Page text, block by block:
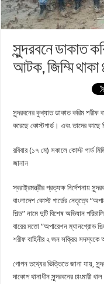
সুন্দরবনে ডাকাত
আটক, জিম্মি
সুন্দরবনের কুখ্যাত ডাকাত করিম
করেছে কোস্টগার্ড। এবং তাদের কাছে
রবিবার (১৭ মে) সকালে কোস্ট গার্ড
জানান
স্বরাষ্ট্রমন্ত্রীর প্রত্যক্ষ নির্দেশনায়
বাংলাদেশ কোস্ট গার্ডের নেতৃত্বে
শিল্ড” নামে দুটি বিশেষ অভিযান
বারের মতো “অপারেশন ম্যানগ্রোভ
শরীফ বাহিনীর ২ জন সক্রিয়
গোপন তথ্যের ভিত্তিতে জানা যায়,
দাকোপ থানাধীন সুন্দরবনের